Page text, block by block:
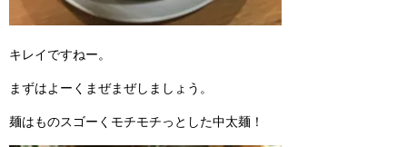
キレイですねー。
まずはよーくまぜまぜしましょう。
麺はものスゴーくモチモチっとした中太麺！